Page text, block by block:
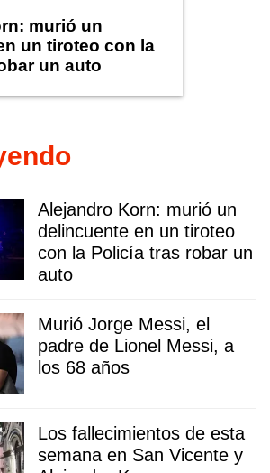
murió un
un tiroteo con la
un auto
Alejandro Korn: murió un
delincuente en un tiroteo
con la Policía tras robar un
auto
Murió Jorge Messi, el
padre de Lionel Messi, a
los 68 años
Los fallecimientos de esta
semana en San Vicente y